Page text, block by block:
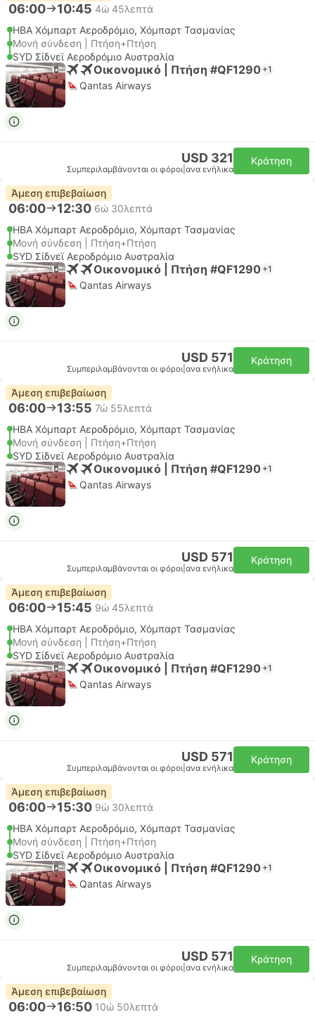
06:00 10:45 4ώ 45λεπτά
HBA Χόμπαρτ Αεροδρόμιο, Χόμπαρτ Τασμανίας
Μονή σύνδεση | Πτήση+Πτήση
SYD Σίδνεϊ Αεροδρόμιο Αυστραλία
Οικονομικό | Πτήση #QF1290 +1
Qantas Airways
USD 321
Συμπεριλαμβάνονται οι φόροι ανα ενήλικα
Κράτηση
Άμεση επιβεβαίωση
06:00 12:30 6ώ 30λεπτά
HBA Χόμπαρτ Αεροδρόμιο, Χόμπαρτ Τασμανίας
Μονή σύνδεση | Πτήση+Πτήση
SYD Σίδνεϊ Αεροδρόμιο Αυστραλία
Οικονομικό | Πτήση #QF1290 +1
Qantas Airways
USD 571
Συμπεριλαμβάνονται οι φόροι ανα ενήλικα
Κράτηση
Άμεση επιβεβαίωση
06:00 13:55 7ώ 55λεπτά
HBA Χόμπαρτ Αεροδρόμιο, Χόμπαρτ Τασμανίας
Μονή σύνδεση | Πτήση+Πτήση
SYD Σίδνεϊ Αεροδρόμιο Αυστραλία
Οικονομικό | Πτήση #QF1290 +1
Qantas Airways
USD 571
Συμπεριλαμβάνονται οι φόροι ανα ενήλικα
Κράτηση
Άμεση επιβεβαίωση
06:00 15:45 9ώ 45λεπτά
HBA Χόμπαρτ Αεροδρόμιο, Χόμπαρτ Τασμανίας
Μονή σύνδεση | Πτήση+Πτήση
SYD Σίδνεϊ Αεροδρόμιο Αυστραλία
Οικονομικό | Πτήση #QF1290 +1
Qantas Airways
USD 571
Συμπεριλαμβάνονται οι φόροι ανα ενήλικα
Κράτηση
Άμεση επιβεβαίωση
06:00 15:30 9ώ 30λεπτά
HBA Χόμπαρτ Αεροδρόμιο, Χόμπαρτ Τασμανίας
Μονή σύνδεση | Πτήση+Πτήση
SYD Σίδνεϊ Αεροδρόμιο Αυστραλία
Οικονομικό | Πτήση #QF1290 +1
Qantas Airways
USD 571
Συμπεριλαμβάνονται οι φόροι ανα ενήλικα
Κράτηση
Άμεση επιβεβαίωση
06:00 16:50 10ώ 50λεπτά